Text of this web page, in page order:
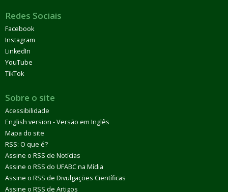
Redes Sociais
Facebook
Instagram
LinkedIn
YouTube
TikTok
Sobre o site
Acessibilidade
English version - Versão em Inglês
Mapa do site
RSS: O que é?
Assine o RSS de Notícias
Assine o RSS do UFABC na Mídia
Assine o RSS de Divulgações Científicas
Assine o RSS de Artigos